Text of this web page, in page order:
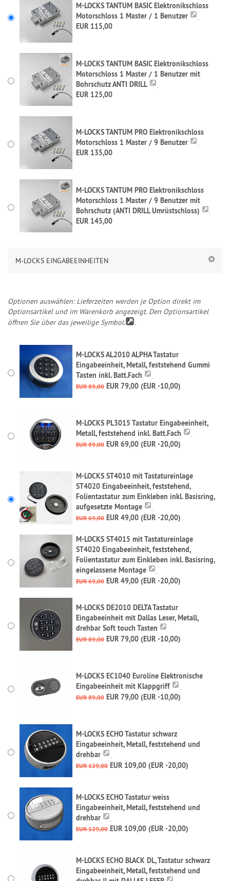
M-LOCKS TANTUM BASIC Elektronikschloss
Motorschloss 1 Master / 1 Benutzer
EUR 115,00
M-LOCKS TANTUM BASIC Elektronikschloss
Motorschloss 1 Master / 1 Benutzer mit
Bohrschutz ANTI DRILL
EUR 125,00
M-LOCKS TANTUM PRO Elektronikschloss
Motorschloss 1 Master / 9 Benutzer
EUR 135,00
M-LOCKS TANTUM PRO Elektronikschloss
Motorschloss 1 Master / 9 Benutzer mit
Bohrschutz (ANTI DRILL Umrüstschloss)
EUR 145,00
M-LOCKS EINGABEEINHEITEN
Optionen auswählen: Lieferzeiten werden je Option direkt im
Optionsartikel und im Warenkorb angezeigt. Den Optionsartikel
öffnen Sie über das jeweilige Symbol.
.
M-LOCKS AL2010 ALPHA Tastatur
Eingabeeinheit, Metall, feststehend Gummi
Tasten inkl. Batt.Fach
EUR 89,00 EUR 79,00 (EUR -10,00)
M-LOCKS PL3015 Tastatur Eingabeeinheit,
Metall, feststehend inkl. Batt.Fach
EUR 89,00 EUR 69,00 (EUR -20,00)
M-LOCKS ST4010 mit Tastatureinlage
ST4020 Eingabeeinheit, feststehend,
Folientastatur zum Einkleben inkl. Basisring,
aufgesetzte Montage
EUR 69,00 EUR 49,00 (EUR -20,00)
M-LOCKS ST4015 mit Tastatureinlage
ST4020 Eingabeeinheit, feststehend,
Folientastatur zum Einkleben inkl. Basisring,
eingelassene Montage
EUR 69,00 EUR 49,00 (EUR -20,00)
M-LOCKS DE2010 DELTA Tastatur
Eingabeeinheit mit Dallas Leser, Metall,
drehbar Soft touch Tasten
EUR 89,00 EUR 79,00 (EUR -10,00)
M-LOCKS EC1040 Euroline Elektronische
Eingabeeinheit mit Klappgriff
EUR 89,00 EUR 79,00 (EUR -10,00)
M-LOCKS ECHO Tastatur schwarz
Eingabeeinheit, Metall, feststehend und
drehbar
EUR 129,00 EUR 109,00 (EUR -20,00)
M-LOCKS ECHO Tastatur weiss
Eingabeeinheit, Metall, feststehend und
drehbar
EUR 129,00 EUR 109,00 (EUR -20,00)
M-LOCKS ECHO BLACK DL, Tastatur schwarz
Eingabeeinheit, Metall, feststehend und